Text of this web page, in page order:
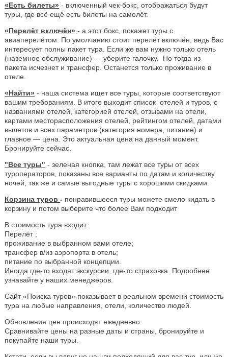
«Есть билеты» - включенный чек-бокс, отображаться будут
туры, где всё ещё есть билеты на самолёт.
«Перелёт включён» - а этот бокс, покажет туры с
авиаперелётом. По умолчанию стоит перелёт включён, ведь Вас
интересует полны пакет тура. Если же вам нужно только отель
(наземное обслуживание) — уберите галочку. Но тогда из
пакета исчезнет и трансфер. Останется только проживание в
отеле.
«Найти» - наша система ищет все туры, которые соответствуют
вашим требованиям. В итоге выходит список отелей и туров, с
названиями отелей, категорией отелей, отзывами на отели,
картами месторасположения отелей, рейтингом отелей, датами
вылетов и всех параметров (категория номера, питание) и
главное — цена. Это актуальная цена на данный момент.
Бронируйте сейчас.
"Все туры" - зеленая кнопка, там лежат все туры от всех
туроператоров, показаны все варианты по датам и количеству
ночей, так же и самые выгодные туры с хорошими скидками.
Корзина туров - понравившееся туры можете смело кидать в
корзину и потом выберите что более Вам подходит
В стоимость тура входит:
Перелёт ;
проживание в выбранном вами отеле;
трансфер в/из аэропорта в отель;
питание по выбранной концепции.
Иногда где-то входят экскурсии, где-то страховка. Подробнее
узнавайте у наших менеджеров.
Сайт «Поиска туров» показывает в реальном времени стоимость
тура на любые направления, отели, количество людей.
Обновления цен происходят ежедневно.
Сравнивайте цены на разные даты и страны, бронируйте и
покупайте наши туры.